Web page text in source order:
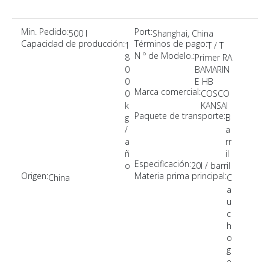
Min. Pedido:500 l Port:Shanghai, China
Capacidad de producción:1
8
0
0
0
k
g
/
a
ñ
o
Términos de pago:T / T
N º de Modelo.:Primer RA
BAMARIN
E HB
Marca comercial:COSCO
KANSAI
Paquete de transporte:B
a
rr
il
Especificación:20l / barril
Origen:China Materia prima principal:C
a
u
c
h
o
g